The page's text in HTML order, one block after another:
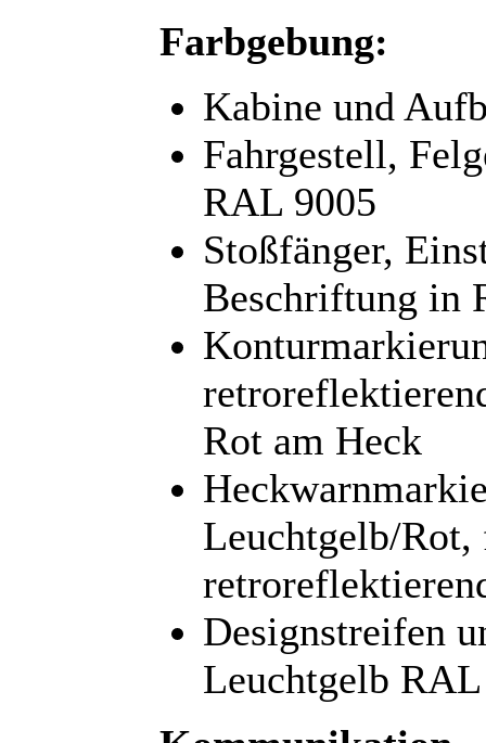
Farbgebung:
Kabine und
Fahrgestell,
RAL 9005
Stoßfänger,
Beschriftung in
Rot am Heck
Leuchtgelb/Rot,
Designstreifen
Leuchtgelb